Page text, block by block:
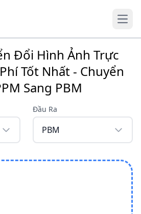
Đổi Hình Ảnh Trực
Tốt Nhất - Chuyển
Sang PBM
Đầu Ra
PBM